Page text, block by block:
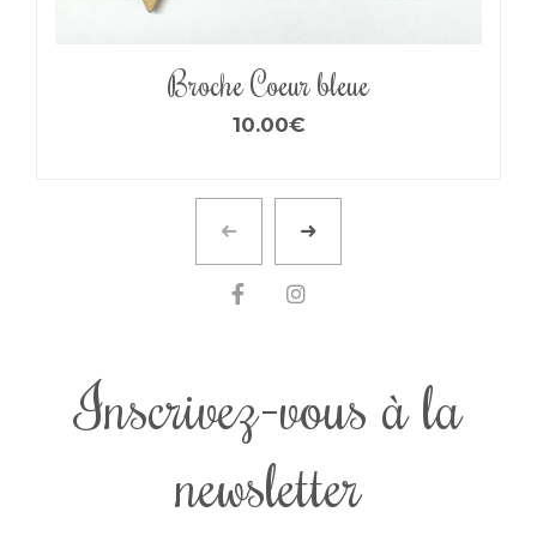
Broche Coeur bleue
10.00€
Inscrivez-vous à la
newsletter